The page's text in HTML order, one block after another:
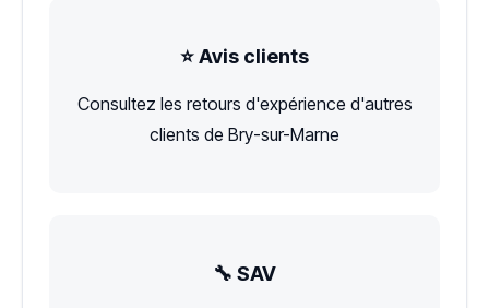
⭐ Avis clients
Consultez les retours d'expérience d'autres
clients de Bry-sur-Marne
🔧 SAV